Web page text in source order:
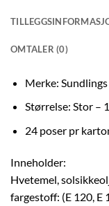
OMTALER (0)
Merke:
Størrelse: Stor –
24 poser pr
Inneholder:
Hvetemel,
fargestoff: (E 120, E